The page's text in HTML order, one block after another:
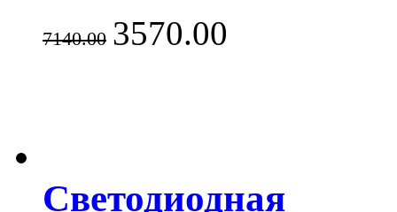
7140.00 3570.00
Светодиодная